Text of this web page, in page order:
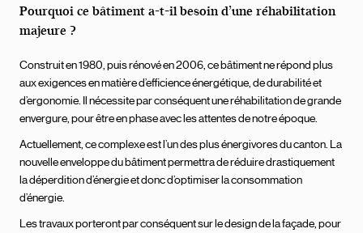
Pourquoi ce bâtiment a-t-il besoin d’une réhabilitation
majeure ?
Construit en 1980, puis rénové en 2006, ce bâtiment ne répond plus
aux exigences en matière d’efficience énergétique, de durabilité et
d’ergonomie. Il nécessite par conséquent une réhabilitation de grande
envergure, pour être en phase avec les attentes de notre époque.
Actuellement, ce complexe est l’un des plus énergivores du canton. La
nouvelle enveloppe du bâtiment permettra de réduire drastiquement
la déperdition d’énergie et donc d’optimiser la consommation
d’énergie.
Les travaux porteront par conséquent sur le design de la façade, pour